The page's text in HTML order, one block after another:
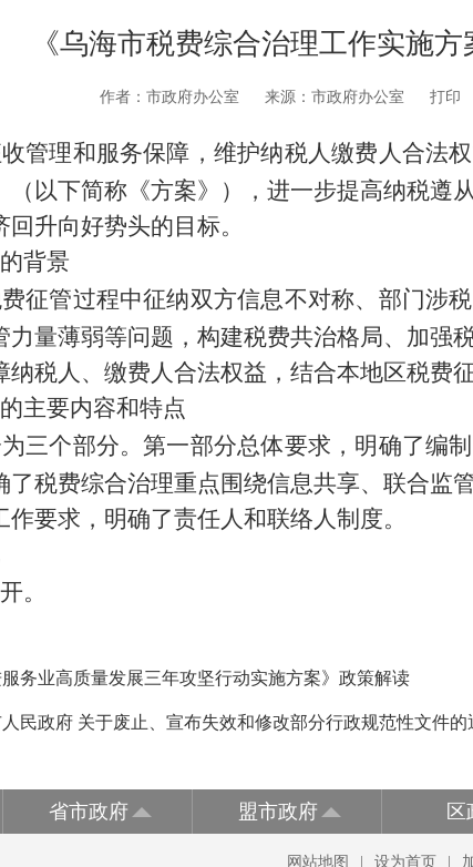
《乌海市税费综合治理工作实施
作者：市政府办公室 来源：市政府办公室 打印
管理和服务保障，维护纳税人缴费人合法
（以下简称《方案》），进一步提高纳税遵
升向好势头的目标。
背景
征管过程中征纳双方信息不对称、部门涉
力量薄弱等问题，构建税费共治格局、加强
税人、缴费人合法权益，结合本地区税费
主要内容和特点
为三个部分。第一部分总体要求，明确了编
了税费综合治理重点围绕信息共享、联合监
要求，明确了责任人和联络人制度。
。
服务业高质量发展三年攻坚行动实施方案》政策解读
民政府 关于废止、宣布失效和修改部分行政规范性文件
省市政府 盟市政府 区
网站地图 设为首页